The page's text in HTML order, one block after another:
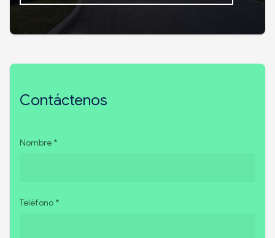
Contáctenos
Nombre *
Teléfono *